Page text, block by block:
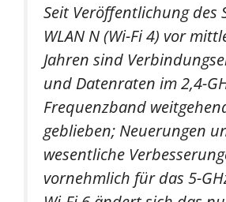
Seit Veröffentlichung des
WLAN N (Wi-Fi 4) vor
Jahren sind
und Datenraten im 2,4-
Frequenzband
geblieben; Neuerungen
wesentliche
vornehmlich für das 5-